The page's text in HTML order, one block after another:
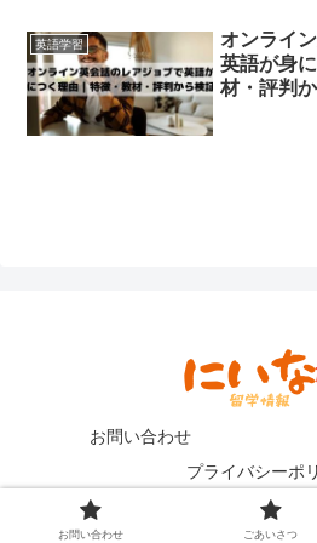
英語学習
オンライ
英語が身
材・評判
お問い合わせ
プライバシーポ
Copyright © 2021 にいなの英語留学
お問い合わせ ごあいさつ